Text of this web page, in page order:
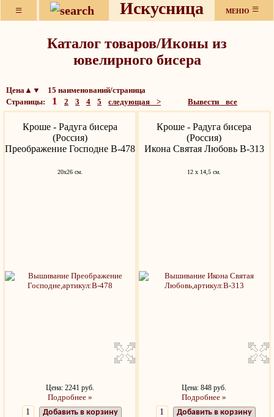
≡ Искусница МЕНЮ ≡
Каталог товаров/Иконы из
ювелирного бисера
Цена▲▼ 15 наименований/страница
Страницы: 1 2 3 4 5 следующая > Вывести все
Кроше - Радуга бисера
(Россия)
Преображение Господне В-478
20х26 см.
Цена: 2241 руб.
Подробнее »
Добавить в корзину
Кроше - Радуга бисера
(Россия)
Икона Святая Любовь В-313
12 х 14,5 см.
Цена: 848 руб.
Подробнее »
Добавить в корзину